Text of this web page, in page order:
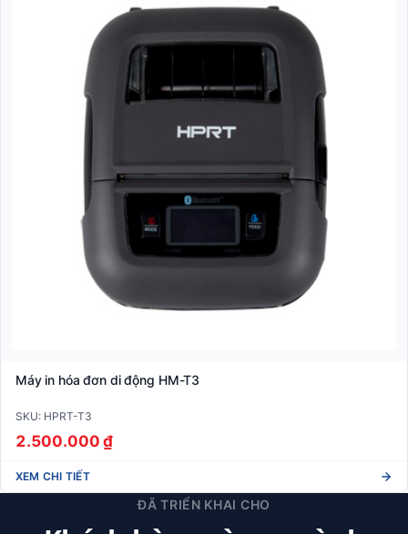
Máy in hóa đơn di động HM-T3
SKU: HPRT-T3
2.500.000 ₫
XEM CHI TIẾT
ĐÃ TRIỂN KHAI CHO